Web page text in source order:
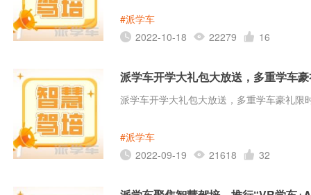
#派学车
2022-10-18
22279 16
派学车开学大礼包大放送，多重学车
派学车开学大礼包大放送，多重学车豪礼限
#派学车
2022-09-19
21618 32